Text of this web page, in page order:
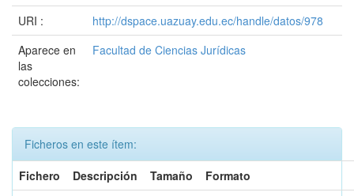
URI :
http://dspace.uazuay.edu.ec/handle/datos/978
Aparece en
las
colecciones:
Facultad de Ciencias Jurídicas
Ficheros en este ítem:
Fichero
Descripción Tamaño
Formato